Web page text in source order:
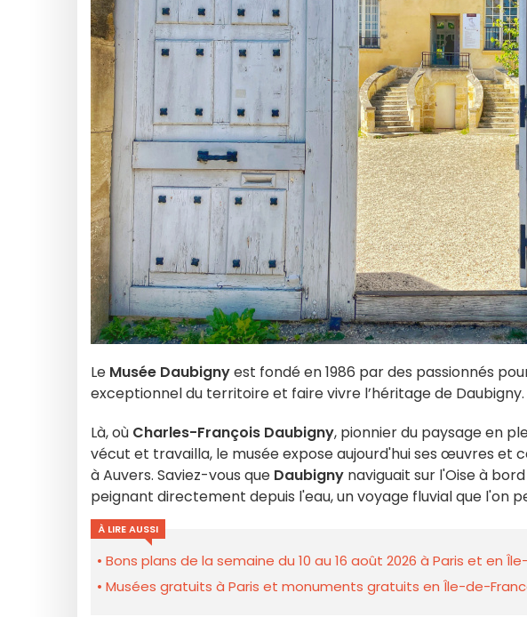
Le Musée Daubignyest fondé en 1986 par des passionnés
exceptionnel du territoire et faire vivre l’héritage de Daubigny.
Là, où Charles-François Daubigny, pionnier du paysage en
vécut et travailla, le musée expose aujourd'hui ses œuvres et
à Auvers. Saviez-vous que Daubigny naviguait sur l'Oise à
peignant directement depuis l'eau, un voyage fluvial que l'on
À LIRE AUSSI
Bons plans de la semaine du 10 au 16 août 2026 à Paris et en
Musées gratuits à Paris et monuments gratuits en Île-de-